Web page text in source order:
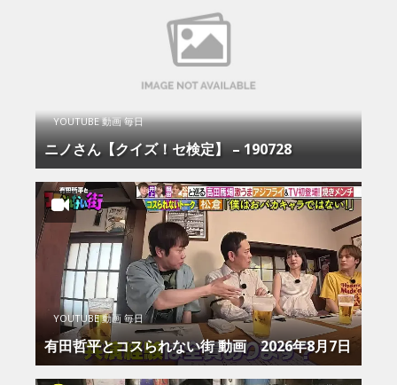
YOUTUBE 動画 毎日
ニノさん【クイズ！セ検定】 – 190728
YOUTUBE 動画 毎日
有田哲平とコスられない街 動画 2026年8月7日